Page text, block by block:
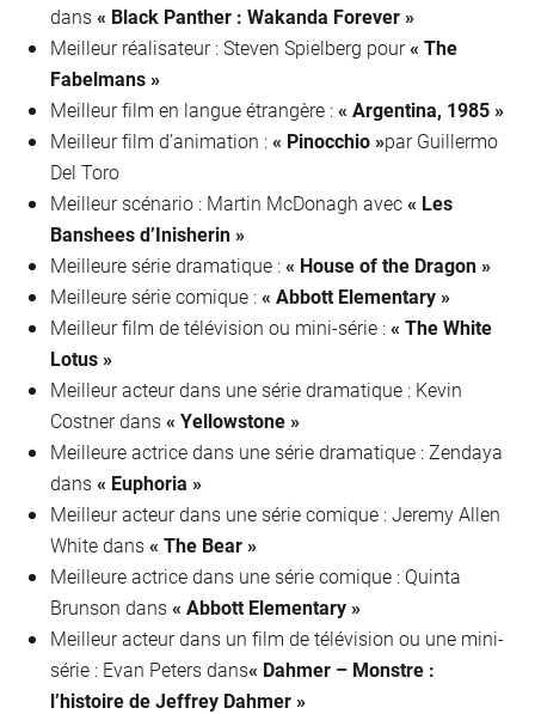
dans« Black Panther : Wakanda Forever »
Meilleur réalisateur : Steven Spielberg pour« The
Fabelmans »
Meilleur film en langue étrangère :« Argentina, 1985 »
Meilleur film d’animation :« Pinocchio »par Guillermo
Del Toro
Meilleur scénario : Martin McDonagh avec« Les
Banshees d’Inisherin »
Meilleure série dramatique :« House of the Dragon »
Meilleure série comique :« Abbott Elementary »
Meilleur film de télévision ou mini-série :« The White
Lotus »
Meilleur acteur dans une série dramatique : Kevin
Costner dans« Yellowstone »
Meilleure actrice dans une série dramatique : Zendaya
dans« Euphoria »
Meilleur acteur dans une série comique : Jeremy Allen
White dans« The Bear »
Meilleure actrice dans une série comique : Quinta
Brunson dans« Abbott Elementary »
Meilleur acteur dans un film de télévision ou une mini-
série : Evan Peters dans« Dahmer – Monstre :
l’histoire de Jeffrey Dahmer »